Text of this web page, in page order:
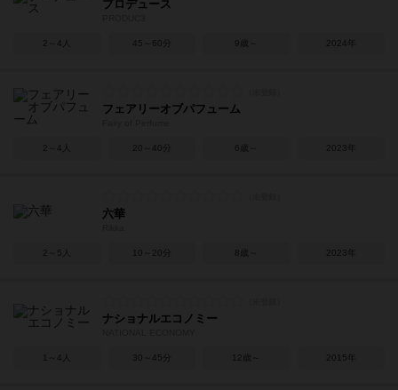
プロデュース
2～4人 45～60分 9歳～ 2024年
フェアリーオブパフューム
2～4人 20～40分 6歳～ 2023年
六華
2～5人 10～20分 8歳～ 2023年
ナショナルエコノミー
1～4人 30～45分 12歳～ 2015年